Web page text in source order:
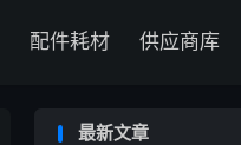
配件耗材 供应商库
最新文章